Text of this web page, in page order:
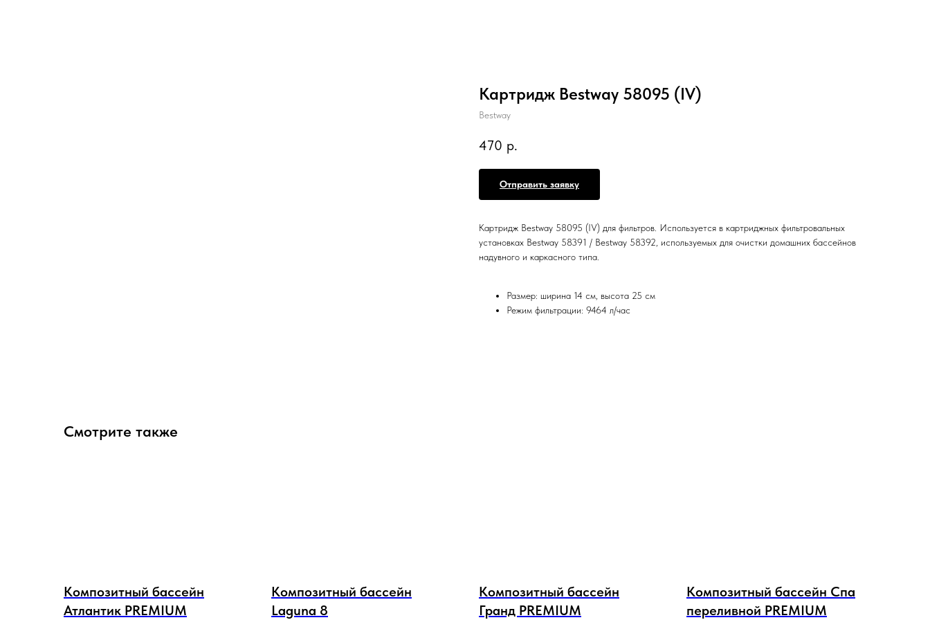
Картридж Bestway 58095 (IV)
Bestway
470 р.
Отправить заявку
Картридж Bestway 58095 (IV) для фильтров. Используется в картриджных фильтровальных
установках Bestway 58391 / Bestway 58392, используемых для очистки домашних бассейнов
надувного и каркасного типа.
Размер: ширина 14 см, высота 25 см
Режим фильтрации: 9464 л/час
Смотрите также
Композитный бассейн
Атлантик PREMIUM
Композитный бассейн
Laguna 8
Композитный бассейн
Гранд PREMIUM
Композитный бассейн Спа
переливной PREMIUM